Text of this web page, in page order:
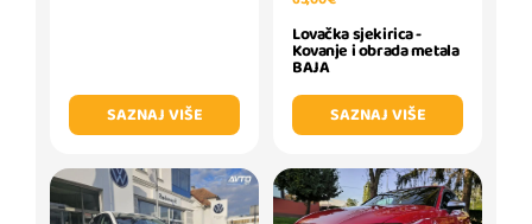
SAZNAJ VIŠE
Lovačka sjekirica -
Kovanje i obrada metala
BAJA
SAZNAJ VIŠE